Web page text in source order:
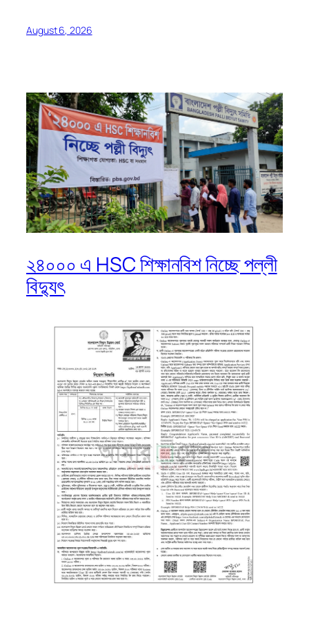
August 6, 2026
২৪০০০ এ HSC শিক্ষানবিশ নিচ্ছে পল্লী
বিদ্যুৎ